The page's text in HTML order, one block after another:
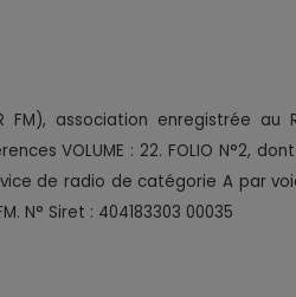
FM), association enregistrée
VOLUME : 22. FOLIO N°2,
de radio de catégorie A par
N° Siret : 404183303 00035